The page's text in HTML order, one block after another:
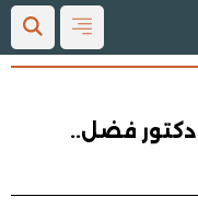
فضل..